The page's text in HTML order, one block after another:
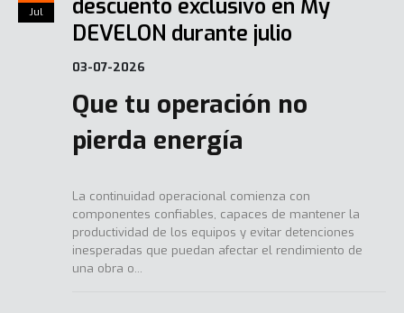
Jul
descuento exclusivo en My
DEVELON durante julio
03-07-2026
Que tu operación no
pierda energía
La continuidad operacional comienza con
componentes confiables, capaces de mantener la
productividad de los equipos y evitar detenciones
inesperadas que puedan afectar el rendimiento de
una obra o...